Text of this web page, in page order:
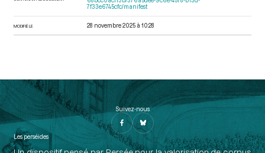
7f33e6745cfc/manifest
MODIFIÉ LE 28 novembre 2025 à 10:28
Suivez-nous
Les perséides